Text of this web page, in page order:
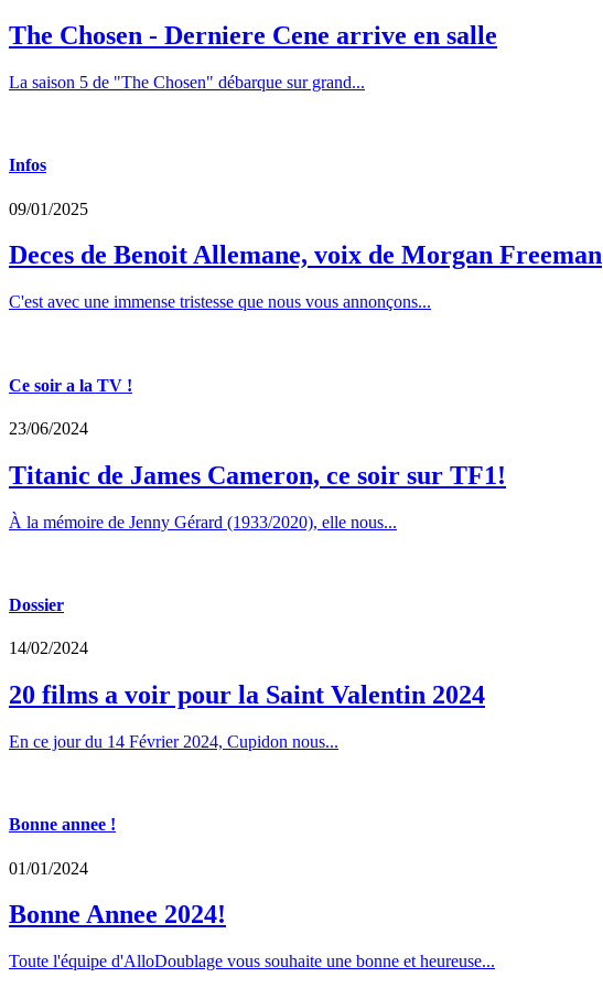
The Chosen - Derniere Cene arrive en salle
La saison 5 de "The Chosen" débarque sur grand...
Infos
09/01/2025
Deces de Benoit Allemane, voix de Morgan Freeman
C'est avec une immense tristesse que nous vous annonçons...
Ce soir a la TV !
23/06/2024
Titanic de James Cameron, ce soir sur TF1!
À la mémoire de Jenny Gérard (1933/2020), elle nous...
Dossier
14/02/2024
20 films a voir pour la Saint Valentin 2024
En ce jour du 14 Février 2024, Cupidon nous...
Bonne annee !
01/01/2024
Bonne Annee 2024!
Toute l'équipe d'AlloDoublage vous souhaite une bonne et heureuse...